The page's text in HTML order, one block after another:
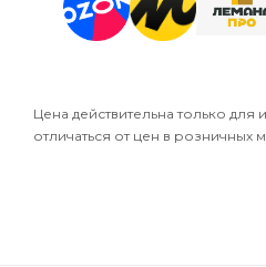
Цена действительна только для
отличаться от цен в розничных